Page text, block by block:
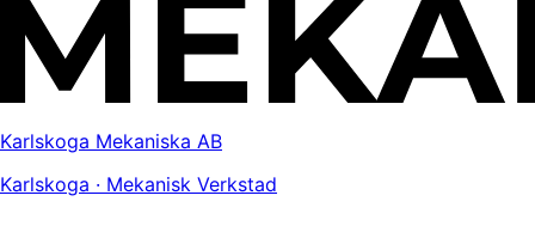
Karlskoga Mekaniska AB
Karlskoga · Mekanisk Verkstad